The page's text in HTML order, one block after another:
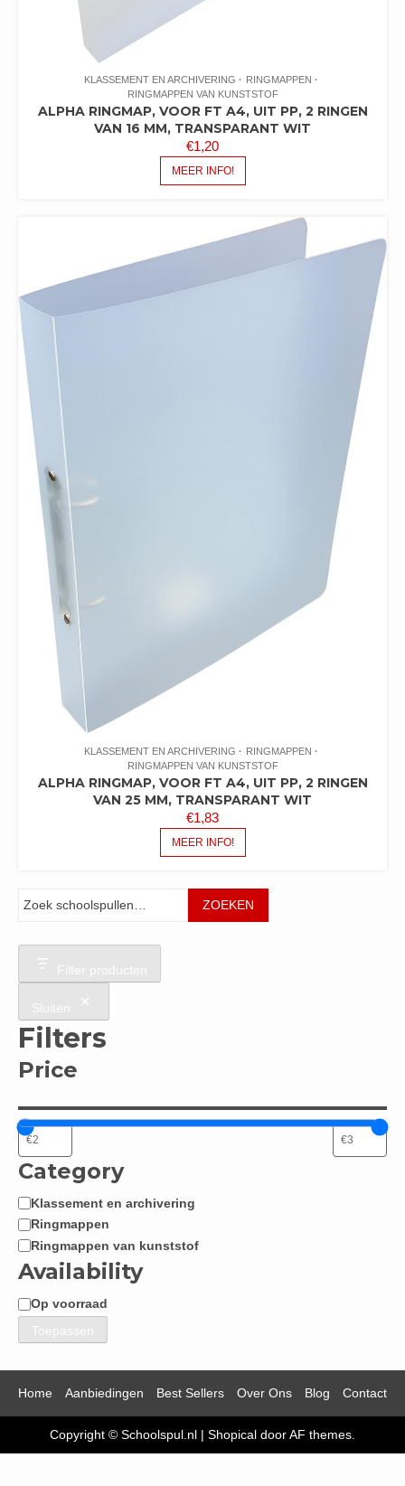
KLASSEMENT EN ARCHIVERING
RINGMAPPEN
RINGMAPPEN VAN KUNSTSTOF
ALPHA RINGMAP, VOOR FT A4, UIT PP, 2 RINGEN
VAN 16 MM, TRANSPARANT WIT
€1,20
MEER INFO!
KLASSEMENT EN ARCHIVERING
RINGMAPPEN
RINGMAPPEN VAN KUNSTSTOF
ALPHA RINGMAP, VOOR FT A4, UIT PP, 2 RINGEN
VAN 25 MM, TRANSPARANT WIT
€1,83
MEER INFO!
ZOEKEN
Filter producten
Sluiten
Filters
Price
Category
Categorie
Klassement en archivering
Ringmappen
Ringmappen van kunststof
Availability
Beschikbaarheid
Op voorraad
Toepassen
Home Aanbiedingen Best Sellers Over Ons Blog Contact
Copyright © Schoolspul.nl | Shopical door AF themes.